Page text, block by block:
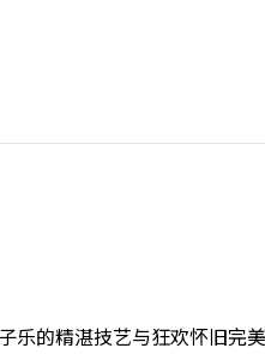
的精湛技艺与狂欢怀旧完